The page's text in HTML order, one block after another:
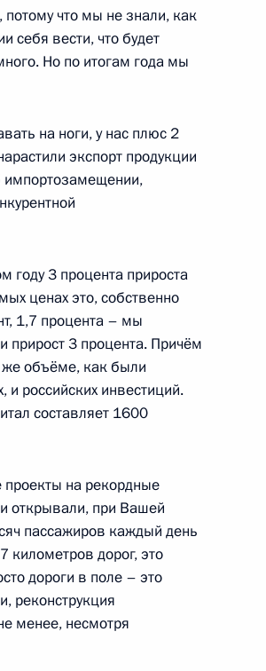
РЖД
что мы не знали, как
себя вести, что будет
Но по итогам года мы
на ноги, у нас плюс 2
экспорт продукции
импортозамещении,
году 3 процента прироста
ценах это, собственно
1,7 процента – мы
прирост 3 процента. Причём
же объёме, как были
и российских инвестиций.
составляет 1600
на рекордные
открывали, при Вашей
пассажиров каждый день
километров дорог, это
дороги в поле – это
реконструкция
менее, несмотря